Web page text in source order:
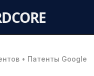
• Патенты Google